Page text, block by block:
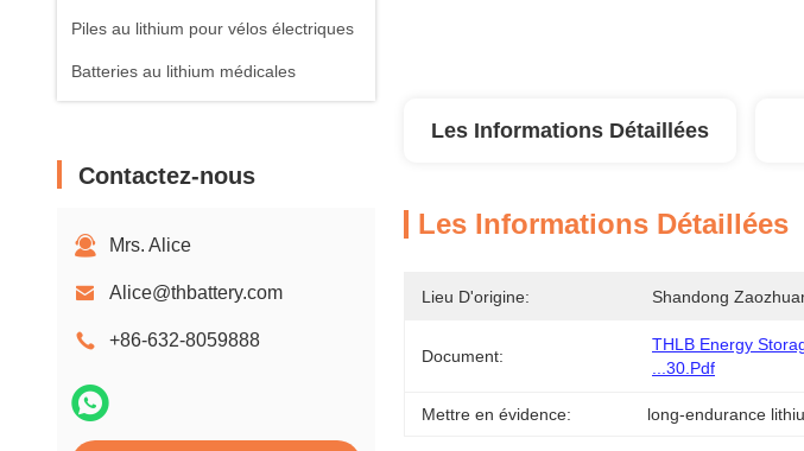
Piles au lithium pour vélos électriques
Batteries au lithium médicales
Contactez-nous
Mrs. Alice
Alice@thbattery.com
+86-632-8059888
Les Informations Détaillées
Les Informations Détaillées
Lieu D'origine: Shandong
Document:
THLB Energy
...30.pdf
Mettre en évidence: long-endurance